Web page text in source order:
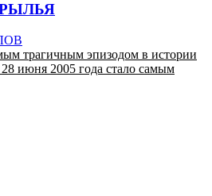
трагичным эпизодом в истории
июня 2005 года стало самым